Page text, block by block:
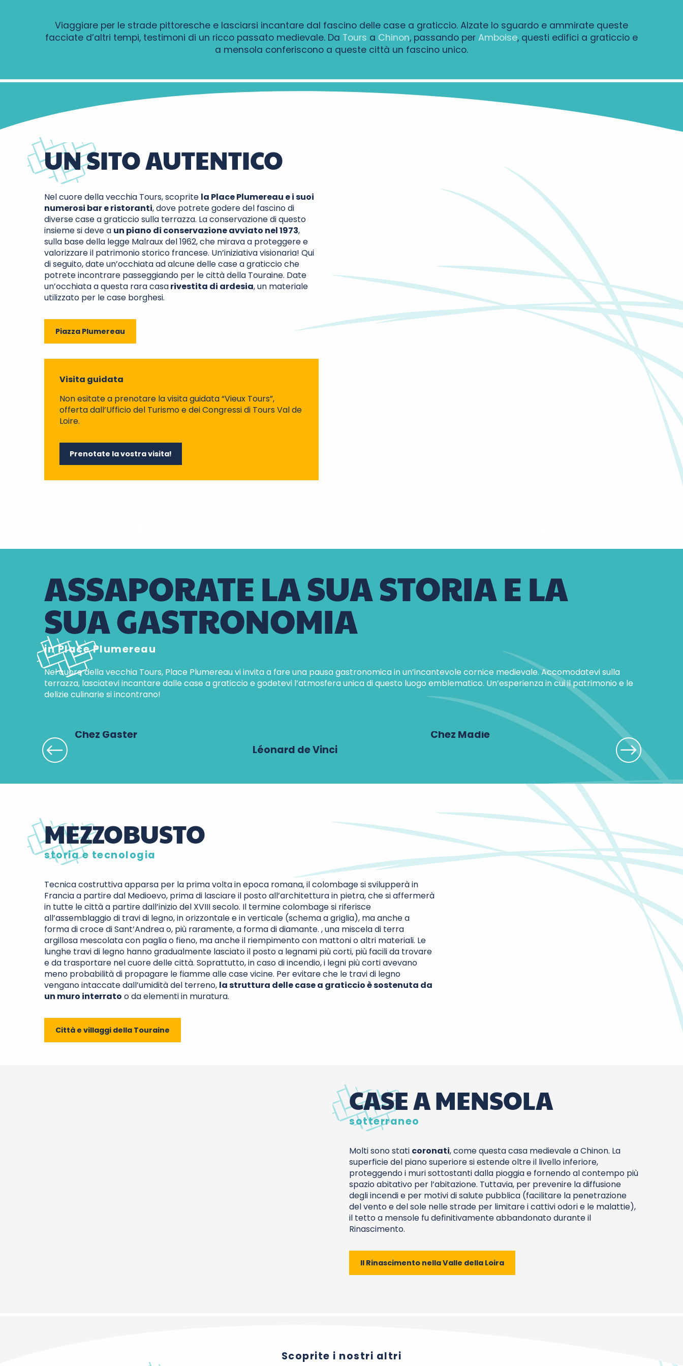
Viaggiare per le strade pittoresche e lasciarsi incantare dal fascino delle case a graticcio. Alzate lo sguardo e ammirate queste
facciate d’altri tempi, testimoni di un ricco passato medievale. Da Tours a Chinon, passando per Amboise, questi edifici a graticcio e
a mensola conferiscono a queste città un fascino unico.
UN SITO AUTENTICO
Nel cuore della vecchia Tours, scoprite la Place Plumereau e i suoi
numerosi bar e ristoranti, dove potrete godere del fascino di
diverse case a graticcio sulla terrazza. La conservazione di questo
insieme si deve a un piano di conservazione avviato nel 1973,
sulla base della legge Malraux del 1962, che mirava a proteggere e
valorizzare il patrimonio storico francese. Un’iniziativa visionaria! Qui
di seguito, date un’occhiata ad alcune delle case a graticcio che
potrete incontrare passeggiando per le città della Touraine. Date
un’occhiata a questa rara casarivestita di ardesia, un materiale
utilizzato per le case borghesi.
Piazza Plumereau
Visita guidata
Non esitate a prenotare la visita guidata “Vieux Tours”,
offerta dall’Ufficio del Turismo e dei Congressi di Tours Val de
Loire.
Prenotate la vostra visita!
ASSAPORATE LA SUA STORIA E LA
SUA GASTRONOMIA
in Place Plumereau
Nel cuore della vecchia Tours, Place Plumereau vi invita a fare una pausa gastronomica in un’incantevole cornice medievale. Accomodatevi sulla
terrazza, lasciatevi incantare dalle case a graticcio e godetevi l’atmosfera unica di questo luogo emblematico. Un’esperienza in cui il patrimonio e le
delizie culinarie si incontrano!
Chez Gaster
Léonard de Vinci
Chez Madie
Le Vieux Murier
MEZZOBUSTO
storia e tecnologia
Tecnica costruttiva apparsa per la prima volta in epoca romana, il colombage si svilupperà in
Francia a partire dal Medioevo, prima di lasciare il posto all’architettura in pietra, che si affermerà
in tutte le città a partire dall’inizio del XVIII secolo. Il termine colombage si riferisce
all’assemblaggio di travi di legno, in orizzontale e in verticale (schema a griglia), ma anche a
forma di croce di Sant’Andrea o, più raramente, a forma di diamante. , una miscela di terra
argillosa mescolata con paglia o fieno, ma anche il riempimento con mattoni o altri materiali. Le
lunghe travi di legno hanno gradualmente lasciato il posto a legnami più corti, più facili da trovare
e da trasportare nel cuore delle città. Soprattutto, in caso di incendio, i legni più corti avevano
meno probabilità di propagare le fiamme alle case vicine. Per evitare che le travi di legno
vengano intaccate dall’umidità del terreno, la struttura delle case a graticcio è sostenuta da
un muro interrato o da elementi in muratura.
Città e villaggi della Touraine
CASE A MENSOLA
sotterraneo
Molti sono stati coronati, come questa casa medievale a Chinon. La
superficie del piano superiore si estende oltre il livello inferiore,
proteggendo i muri sottostanti dalla pioggia e fornendo al contempo più
spazio abitativo per l’abitazione. Tuttavia, per prevenire la diffusione
degli incendi e per motivi di salute pubblica (facilitare la penetrazione
del vento e del sole nelle strade per limitare i cattivi odori e le malattie),
il tetto a mensole fu definitivamente abbandonato durante il
Rinascimento.
Il Rinascimento nella Valle della Loira
Scoprite i nostri altri